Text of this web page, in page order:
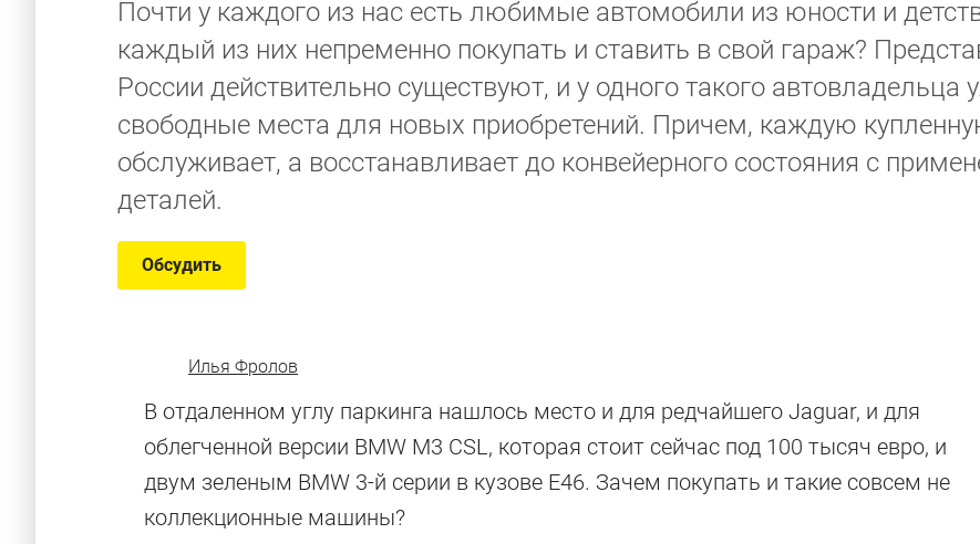
Почти у каждого из нас есть любимые автомобили из юности и
каждый из них непременно покупать и ставить в свой гараж?
России действительно существуют, и у одного такого автовладельца
свободные места для новых приобретений. Причем, каждую
обслуживает, а восстанавливает до конвейерного состояния с
деталей.
Обсудить
Илья Фролов
В отдаленном углу паркинга нашлось место и для редчайшего Jaguar, и для
облегченной версии BMW M3 CSL, которая стоит сейчас под 100 тысяч евро, и
двум зеленым BMW 3-й серии в кузове E46. Зачем покупать и такие совсем не
коллекционные машины?